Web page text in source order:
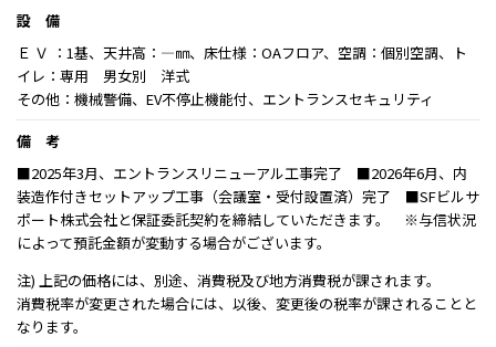
設 備
Ｅ Ｖ ：1基、天井高：―㎜、床仕様：OAフロア、空調：個別空調、ト
イレ：専用 男女別 洋式
その他：機械警備、EV不停止機能付、エントランスセキュリティ
備 考
■2025年3月、エントランスリニューアル工事完了 ■2026年6月、内
装造作付きセットアップ工事（会議室・受付設置済）完了 ■SFビルサ
ポート株式会社と保証委託契約を締結していただきます。 ※与信状況
によって預託金額が変動する場合がございます。
注) 上記の価格には、別途、消費税及び地方消費税が課されます。
消費税率が変更された場合には、以後、変更後の税率が課されることと
なります。